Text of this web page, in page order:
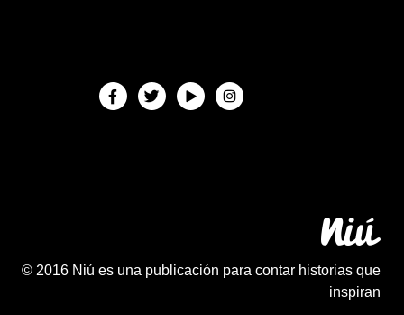
© 2016 Niú es una publicación para contar historias que
inspiran